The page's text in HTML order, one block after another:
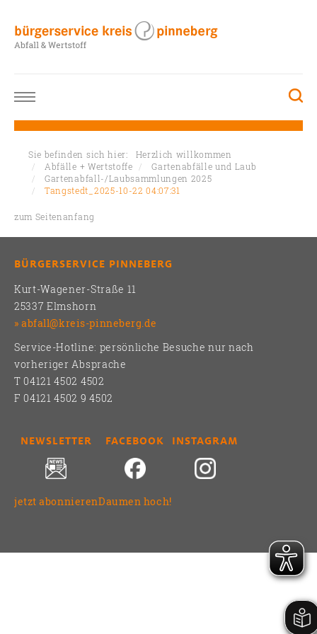
Sie befinden sich hier: Herzlich willkommen
Abfälle + Wertstoffe
Gartenabfälle und Laub
Gartenabfall-/Laubsammlungen 2025
Tangstedt_2025-10-22 04:07:31
zum Seitenanfang
BÜRGERSERVICE PINNEBERG
Kurt-Wagener-Straße 11
25337 Elmshorn
abfall@kreis-pinneberg.de
Service-Hotline: persönliche Besuche nur nach
vorheriger Absprache
T 04121 4502 4502
F 04121 4502 9 4502
NEWSLETTER
jetzt abonnieren
FACEBOOK
Daumen hoch!
INSTAGRAM